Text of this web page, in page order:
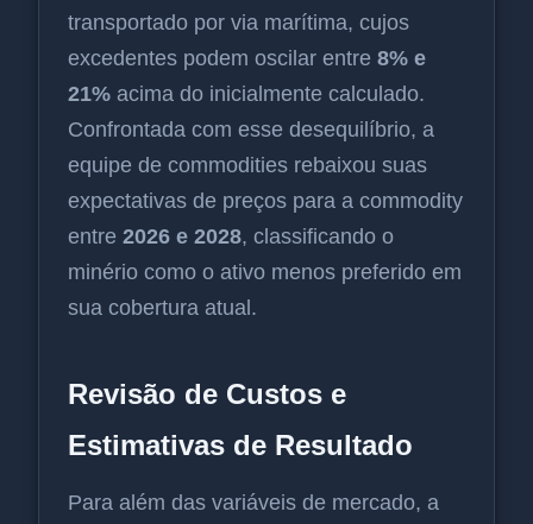
transportado por via marítima, cujos
excedentes podem oscilar entre 8% e
21% acima do inicialmente calculado.
Confrontada com esse desequilíbrio, a
equipe de commodities rebaixou suas
expectativas de preços para a commodity
entre 2026 e 2028, classificando o
minério como o ativo menos preferido em
sua cobertura atual.
Revisão de Custos e
Estimativas de Resultado
Para além das variáveis de mercado, a